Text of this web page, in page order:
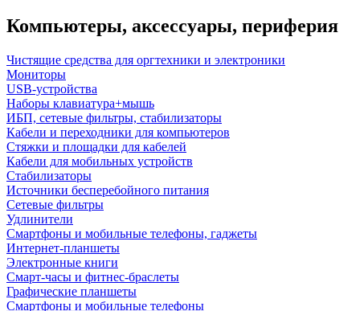
Компьютеры, аксессуары, периферия
Чистящие средства для оргтехники и электроники
Мониторы
USB-устройства
Наборы клавиатура+мышь
ИБП, сетевые фильтры, стабилизаторы
Кабели и переходники для компьютеров
Стяжки и площадки для кабелей
Кабели для мобильных устройств
Стабилизаторы
Источники бесперебойного питания
Сетевые фильтры
Удлинители
Смартфоны и мобильные телефоны, гаджеты
Интернет-планшеты
Электронные книги
Смарт-часы и фитнес-браслеты
Графические планшеты
Смартфоны и мобильные телефоны